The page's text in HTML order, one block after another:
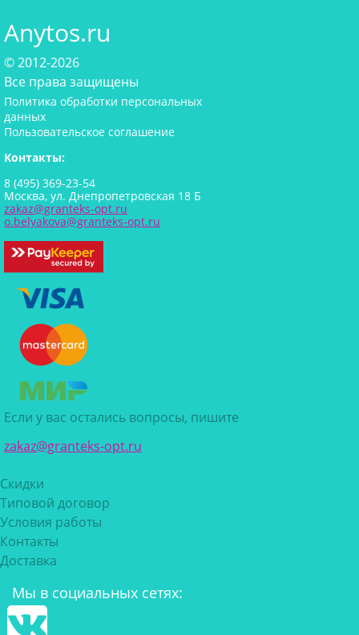
Anytos.ru
© 2012-2026
Все права защищены
Политика обработки персональных
данных
Пользовательское соглашение
Контакты:
8 (495) 369-23-54
Москва, ул. Днепропетровская 18 Б
zakaz@granteks-opt.ru
o.belyakova@granteks-opt.ru
Если у вас остались вопросы, пишите
zakaz@granteks-opt.ru
Скидки
Типовой договор
Условия работы
Контакты
Доставка
Мы в социальных сетях: